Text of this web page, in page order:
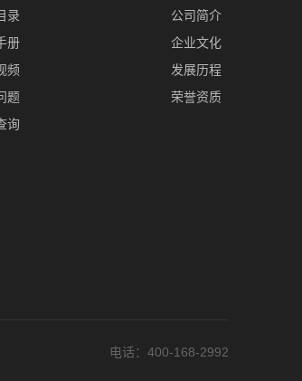
录
册
频
题
询
公司简介
企业文化
发展历程
荣誉资质
电话：400-168-2992